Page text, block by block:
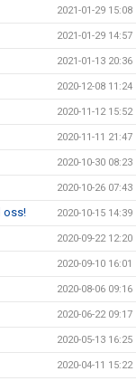
2021-01-29 15:08
2021-01-29 14:57
2021-01-13 20:36
2020-12-08 11:24
2020-11-12 15:52
2020-11-11 21:47
2020-10-30 08:23
2020-10-26 07:43
oss! 2020-10-15 14:39
2020-09-22 12:20
2020-09-10 16:01
2020-08-06 09:16
2020-06-22 09:17
2020-05-13 16:25
2020-04-11 15:22